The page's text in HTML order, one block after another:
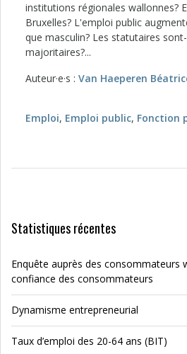
institutions régionales wallonnes?
Bruxelles? L'emploi public
que masculin? Les statutaires
majoritaires?...
Auteur·e·s : Van Haeperen
Emploi, Emploi public, Fonction
Statistiques récentes
Enquête auprès des consommateurs
confiance des consommateurs
Dynamisme entrepreneurial
Taux d’emploi des 20-64 ans (BIT)